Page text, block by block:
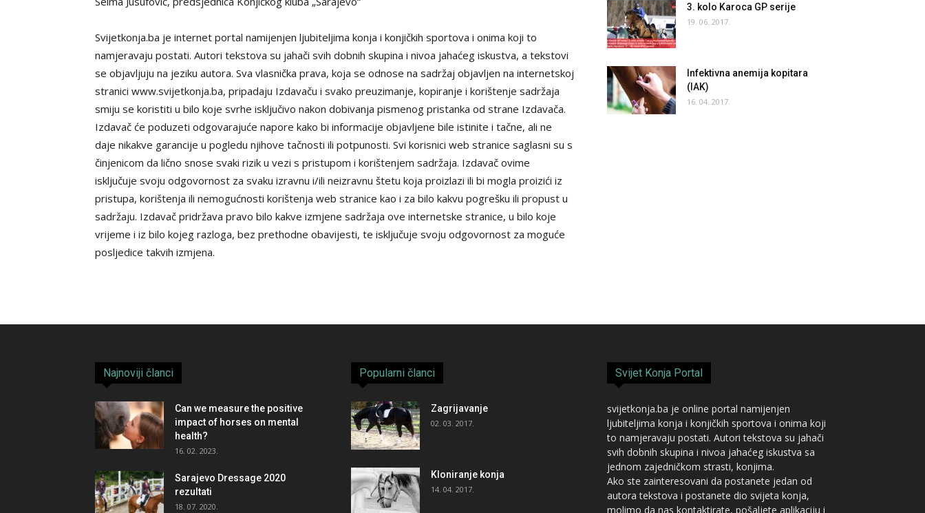
Svijetkonja.ba je internet portal namijenjen ljubiteljima konja i konjičkih sportova i onima koji to
namjeravaju postati. Autori tekstova su jahači svih dobnih skupina i nivoa jahaćeg iskustva, a tekstovi
se objavljuju na jeziku autora. Sva vlasnička prava, koja se odnose na sadržaj objavljen na internetskoj
stranici www.svijetkonja.ba, pripadaju Izdavaču i svako preuzimanje, kopiranje i korištenje sadržaja
smiju se koristiti u bilo koje svrhe isključivo nakon dobivanja pismenog pristanka od strane Izdavača.
Izdavač će poduzeti odgovarajuće napore kako bi informacije objavljene bile istinite i tačne, ali ne
daje nikakve garancije u pogledu njihove tačnosti ili potpunosti. Svi korisnici web stranice saglasni su s
činjenicom da lično snose svaki rizik u vezi s pristupom i korištenjem sadržaja. Izdavač ovime
isključuje svoju odgovornost za svaku izravnu i/ili neizravnu štetu koja proizlazi ili bi mogla proizići iz
pristupa, korištenja ili nemogućnosti korištenja web stranice kao i za bilo kakvu pogrešku ili propust u
sadržaju. Izdavač pridržava pravo bilo kakve izmjene sadržaja ove internetske stranice, u bilo koje
vrijeme i iz bilo kojeg razloga, bez prethodne obavijesti, te isključuje svoju odgovornost za moguće
posljedice takvih izmjena.
3. kolo Karoca GP serije
19. 06. 2017.
Infektivna anemija kopitara
(IAK)
16. 04. 2017.
Najnoviji članci
Can we measure the positive
impact of horses on mental
health?
16. 02. 2023.
Sarajevo Dressage 2020
rezultati
18. 07. 2020.
Popularni članci
Zagrijavanje
02. 03. 2017.
Kloniranje konja
14. 04. 2017.
Svijet Konja Portal
svijetkonja.ba je online portal namijenjen
ljubiteljima konja i konjičkih sportova i onima koji
to namjeravaju postati. Autori tekstova su jahači
svih dobnih skupina i nivoa jahaćeg iskustva sa
jednom zajedničkom strasti, konjima.
Ako ste zainteresovani da postanete jedan od
autora tekstova i postanete dio svijeta konja,
molimo da nas kontaktirate, pošaljete aplikaciju i